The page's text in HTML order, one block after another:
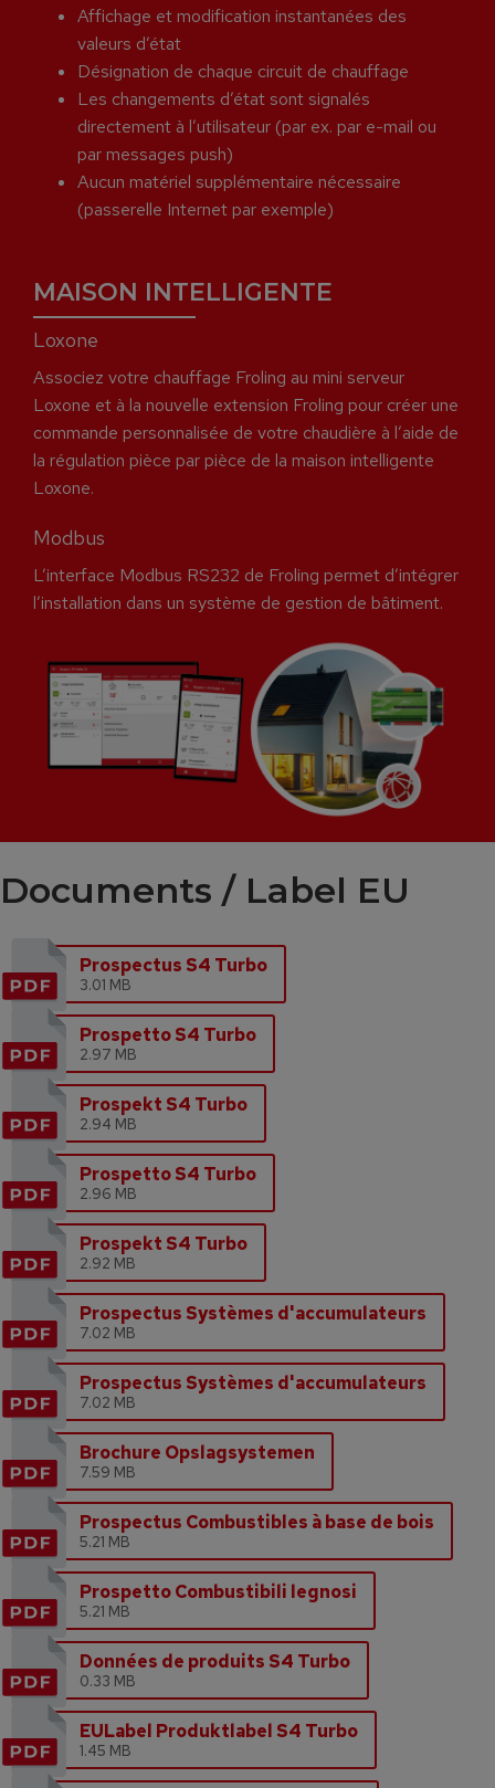
Affichage et modification instantanées des
valeurs d’état
Désignation de chaque circuit de chauffage
Les changements d’état sont signalés
directement à l’utilisateur (par ex. par e-mail ou
par messages push)
Aucun matériel supplémentaire nécessaire
(passerelle Internet par exemple)
MAISON INTELLIGENTE
Loxone
Associez votre chauffage Froling au mini serveur
Loxone et à la nouvelle extension Froling pour créer une
commande personnalisée de votre chaudière à l’aide de
la régulation pièce par pièce de la maison intelligente
Loxone.
Modbus
L’interface Modbus RS232 de Froling permet d’intégrer
l’installation dans un système de gestion de bâtiment.
Documents / Label EU
Prospectus S4 Turbo
3.01 MB
Prospetto S4 Turbo
2.97 MB
Prospekt S4 Turbo
2.94 MB
Prospetto S4 Turbo
2.96 MB
Prospekt S4 Turbo
2.92 MB
Prospectus Systèmes d'accumulateurs
7.02 MB
Prospectus Systèmes d'accumulateurs
7.02 MB
Brochure Opslagsystemen
7.59 MB
Prospectus Combustibles à base de bois
5.21 MB
Prospetto Combustibili legnosi
5.21 MB
Données de produits S4 Turbo
0.33 MB
EULabel Produktlabel S4 Turbo
1.45 MB